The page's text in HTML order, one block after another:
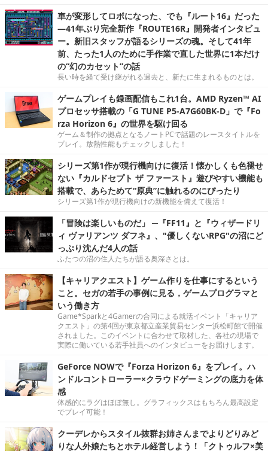
車が変形してロボになった、でも『ルート16』だった
―41年ぶり完全新作『ROUTE16R』開発者インタビュ
ー。新旧スタッフが語るシリーズの魂。そして41年
前、たった1人のために手作業で直した世界に1本だけ
の“幻のカセット”の話
長い時を経て受け継がれる過去と、新たに生まれるものとは。
ゲームプレイも録画配信もこれ1台。AMD Ryzen™ AI
プロセッサ搭載の「G TUNE P5-A7G60BK-D」で『Fo
rza Horizon 6』の世界を駆け回る
ゲーム＆制作の拠点となるノートPCで話題のレースタイトルを
プレイ。放熱性能もチェックしました！
シリーズ第1作が現行機向けに復活！懐かしくも色褪せ
ない『カルドセプト ザ ファースト』遊びやすい機能も
搭載で、あらためて“原典”に触れるのにぴったり
シリーズ第1作が現行機向けの新機能を備えて復活！
「冒険は楽しいものだ」 ─『FF11』と『ウィザードリ
ィ ヴァリアンツ ダフネ』、"優しくないRPG"の沼にど
っぷり沈んだ4人の話
ふたつの沼の住人たちが語る奥深さとは。
【キャリアクエスト】ゲーム作りを仕事にするという
こと。セガの若手の事例に見る，ゲームプログラマと
いう働き方
Game*Sparkと4Gamerの合同による就活イベント「キャリア
クエスト」の第4回が東京都立産業貿易センター浜松町館で開催
されました。このイベントに合わせて取材した、各社の現場で
実際に働いている若手社員へのインタビューをお届けします。
GeForce NOWで『Forza Horizon 6』をプレイ。ハ
ンドルコントローラー×クラウドゲーミングの底力を体
感
体感的にラグはほぼ無し。グラフィックスはもちろん最高設定
でプレイ可能！
クーデレからスタイル抜群お姉さんまでよりどりみど
りな人外娘たちとホテル経営しよう！「クトゥルフ×美